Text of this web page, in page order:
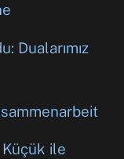
Dualarımız
Küçük ile